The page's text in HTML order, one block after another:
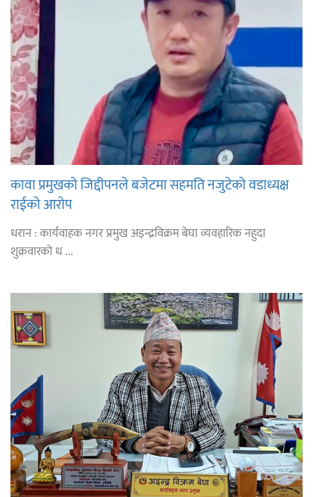
कावा प्रमुखको जिद्दीपनले बजेटमा सहमति नजुटेको वडाध्यक्ष
राईको आरोप
धरान : कार्यवाहक नगर प्रमुख अइन्द्रविक्रम बेघा व्यवहारिक नहुदा
शुक्रवारको ध ...